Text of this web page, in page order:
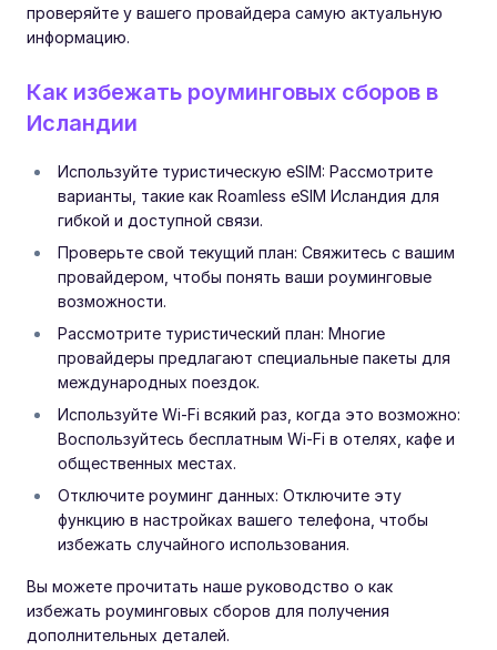
проверяйте у вашего провайдера самую актуальную
информацию.
Как избежать роуминговых сборов в
Исландии
Используйте туристическую eSIM: Рассмотрите
варианты, такие как Roamless eSIM Исландия для
гибкой и доступной связи.
Проверьте свой текущий план: Свяжитесь с вашим
провайдером, чтобы понять ваши роуминговые
возможности.
Рассмотрите туристический план: Многие
провайдеры предлагают специальные пакеты для
международных поездок.
Используйте Wi-Fi всякий раз, когда это возможно:
Воспользуйтесь бесплатным Wi-Fi в отелях, кафе и
общественных местах.
Отключите роуминг данных: Отключите эту
функцию в настройках вашего телефона, чтобы
избежать случайного использования.
Вы можете прочитать наше руководство о как
избежать роуминговых сборов для получения
дополнительных деталей.